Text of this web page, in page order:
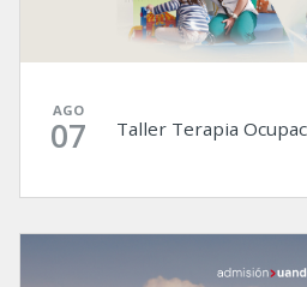
AGO
07 Taller Terapia